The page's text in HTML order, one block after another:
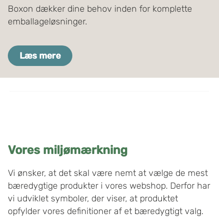
Boxon dækker dine behov inden for komplette
emballageløsninger.
Læs mere
Vores miljømærkning
Vi ønsker, at det skal være nemt at vælge de mest
bæredygtige produkter i vores webshop. Derfor har
vi udviklet symboler, der viser, at produktet
opfylder vores definitioner af et bæredygtigt valg.